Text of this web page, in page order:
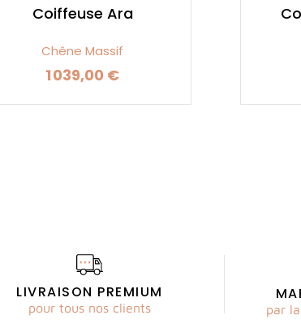
Coiffeuse Ara
Chêne Massif
Prix
1 039,00 €
LIVRAISON PREMIUM
pour tous nos clients par